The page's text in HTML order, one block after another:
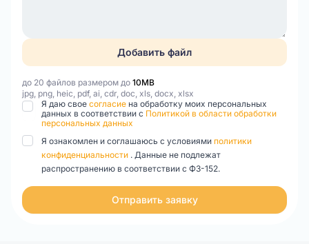
Добавить файл
до 20 файлов размером до 10MB
jpg, png, heic, pdf, ai, cdr, doc, xls, docx, xlsx
Я даю свое согласие на обработку моих персональных
данных в соответствии с Политикой в области обработки
персональных данных
Я ознакомлен и соглашаюсь с условиями политики
конфиденциальности . Данные не подлежат
распространению в соответствии с ФЗ-152.
Отправить заявку